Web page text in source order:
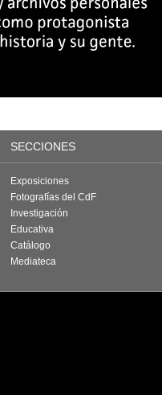
SECCIONES
Exposiciones
Fotografías del CdF
Investigación
Educativa
Catálogo
Mediateca